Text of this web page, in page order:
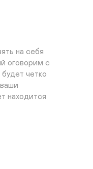
на себя
оговорим с
четко
находится